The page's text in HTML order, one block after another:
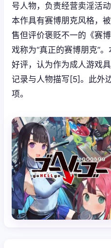
号人物，负责经营卖淫活
本作具有赛博朋克风格，
售但评价褒贬不一的《赛
戏称为“真正的赛博朋克”
好评，认为作为成人游戏
记录与人物描写[5]。此外
项。